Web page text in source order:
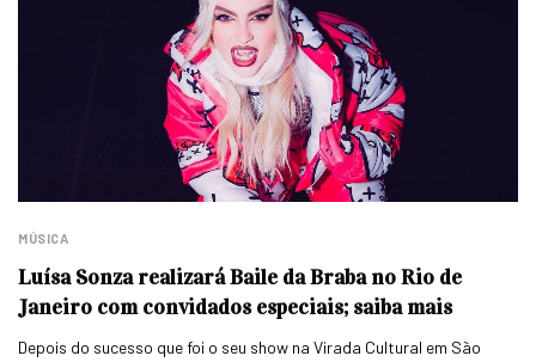
MÚSICA
Luísa Sonza realizará Baile da Braba no Rio de
Janeiro com convidados especiais; saiba mais
Depois do sucesso que foi o seu show na Virada Cultural em São